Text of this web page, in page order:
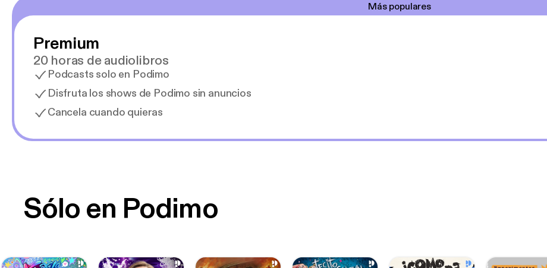
Más populares
Premium
20 horas de audiolibros
Podcasts solo en Podimo
Disfruta los shows de Podimo sin anuncios
Cancela cuando quieras
Sólo en Podimo